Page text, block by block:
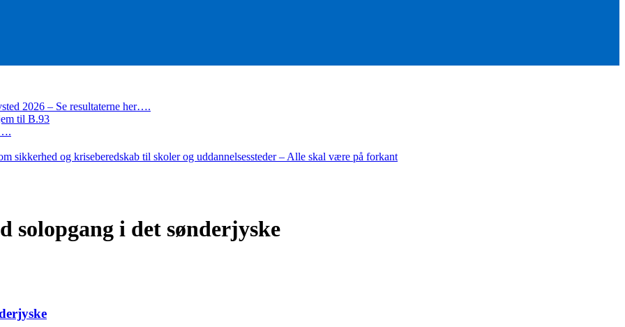
2026 – Se resultaterne her….
til B.93
sikkerhed og kriseberedskab til skoler og uddannelsessteder – Alle skal være på forkant
i det sønderjyske